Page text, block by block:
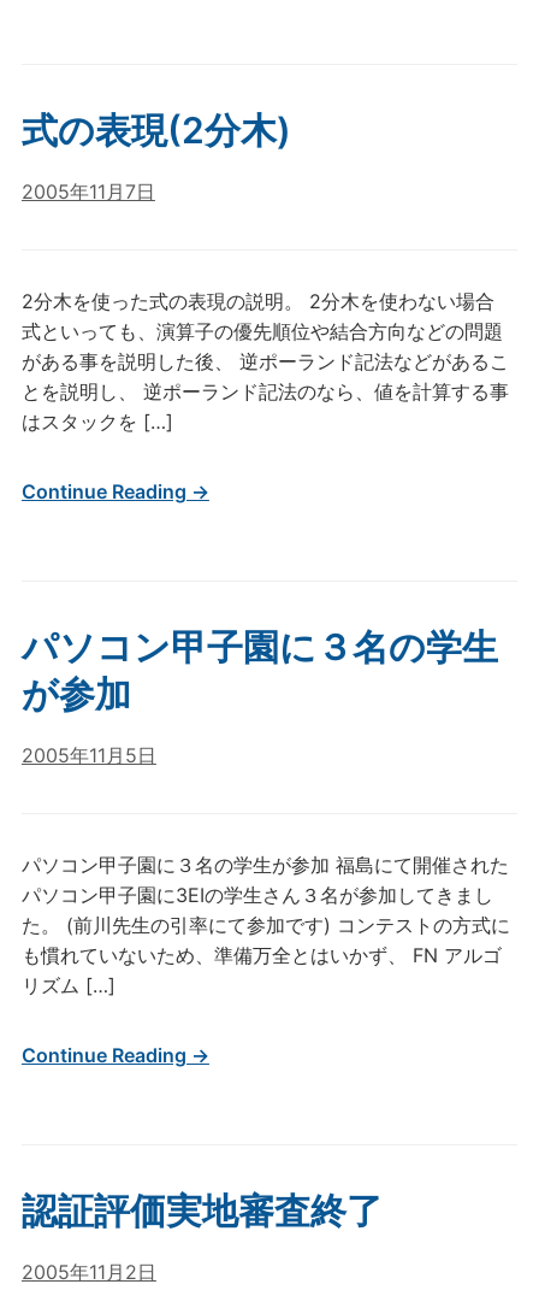
式の表現(2分木)
2005年11月7日
2分木を使った式の表現の説明。 2分木を使わない場合
式といっても、演算子の優先順位や結合方向などの問題
がある事を説明した後、 逆ポーランド記法などがあるこ
とを説明し、 逆ポーランド記法のなら、値を計算する事
はスタックを […]
Continue Reading →
パソコン甲子園に３名の学生
が参加
2005年11月5日
パソコン甲子園に３名の学生が参加 福島にて開催された
パソコン甲子園に3EIの学生さん３名が参加してきまし
た。 (前川先生の引率にて参加です) コンテストの方式に
も慣れていないため、準備万全とはいかず、 FN アルゴ
リズム […]
Continue Reading →
認証評価実地審査終了
2005年11月2日